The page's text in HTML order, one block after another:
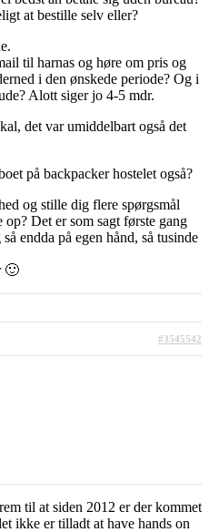
at bestille selv eller?
til harnas og høre om pris og
i den ønskede periode? Og i
Alott siger jo 4-5 mdr.
det var umiddelbart også det
på backpacker hostelet også?
og stille dig flere spørgsmål
Det er som sagt første gang
endda på egen hånd, så tusinde
🙂
#3545542
til at siden 2012 er der kommet
ikke er tilladt at have hands on